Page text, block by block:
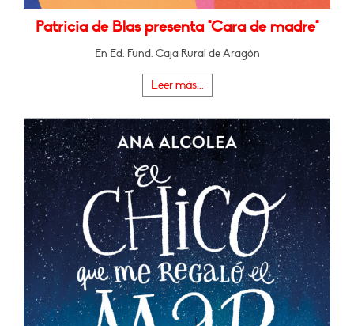
Patricia de Blas presenta "Cara de madre"
En Ed. Fund. Caja Rural de Aragón
Leer más...